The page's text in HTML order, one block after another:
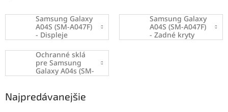
Samsung Galaxy
A04S (SM-A047F)
- Displeje
Samsung Galaxy
A04S (SM-A047F)
- Zadné kryty
Ochranné sklá
pre Samsung
Galaxy A04s (SM-
A047F)
Najpredávanejšie